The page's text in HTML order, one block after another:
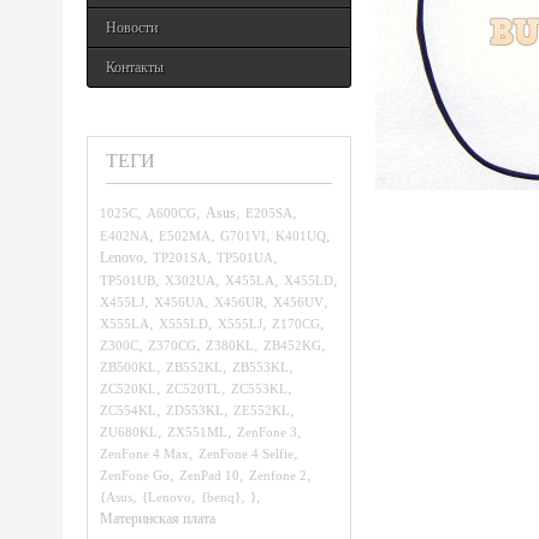
Новости
Контакты
ТЕГИ
1025C, A600CG, Asus, E205SA,
E402NA, E502MA, G701VI, K401UQ,
Lenovo, TP201SA, TP501UA,
TP501UB, X302UA, X455LA, X455LD,
X455LJ, X456UA, X456UR, X456UV,
X555LA, X555LD, X555LJ, Z170CG,
Z300C, Z370CG, Z380KL, ZB452KG,
ZB500KL, ZB552KL, ZB553KL,
ZC520KL, ZC520TL, ZC553KL,
ZC554KL, ZD553KL, ZE552KL,
ZU680KL, ZX551ML, ZenFone 3,
ZenFone 4 Max, ZenFone 4 Selfie,
ZenFone Go, ZenPad 10, Zenfone 2,
{Asus, {Lenovo, {benq}, },
Материнская плата